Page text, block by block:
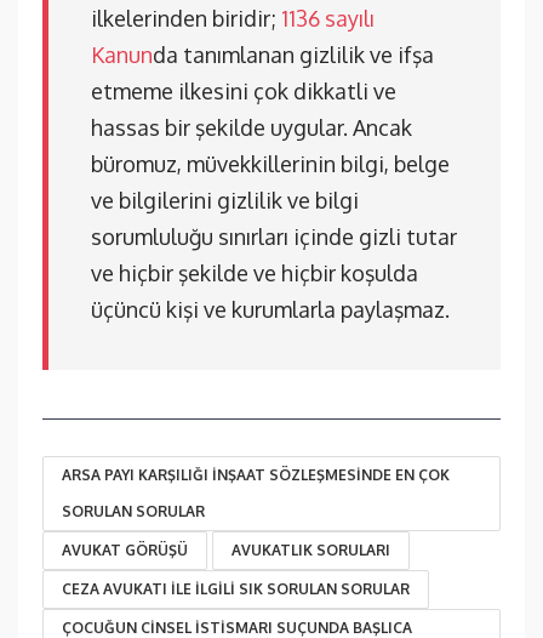
ilkelerinden biridir; 1136 sayılı
Kanunda tanımlanan gizlilik ve ifşa
etmeme ilkesini çok dikkatli ve
hassas bir şekilde uygular. Ancak
büromuz, müvekkillerinin bilgi, belge
ve bilgilerini gizlilik ve bilgi
sorumluluğu sınırları içinde gizli tutar
ve hiçbir şekilde ve hiçbir koşulda
üçüncü kişi ve kurumlarla paylaşmaz.
ARSA PAYI KARŞILIĞI İNŞAAT SÖZLEŞMESINDE EN ÇOK
SORULAN SORULAR
AVUKAT GÖRÜŞÜ AVUKATLIK SORULARI
CEZA AVUKATI İLE İLGILI SIK SORULAN SORULAR
ÇOCUĞUN CINSEL İSTISMARI SUÇUNDA BAŞLICA